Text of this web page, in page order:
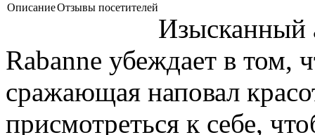
ОписаниеОтзывы посетителей
Изысканный
Rabanne убеждает в том,
сражающая наповал
присмотреться к себе,